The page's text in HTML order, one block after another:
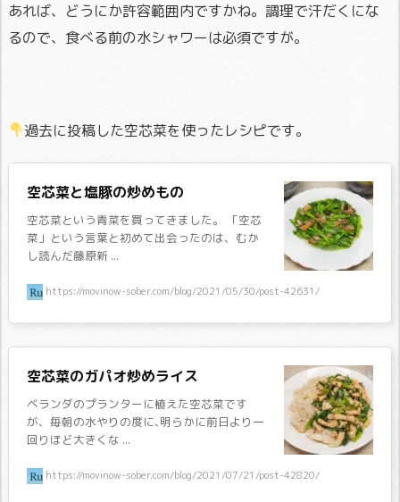
あれば、どうにか許容範囲内ですかね。調理で汗だくにな
るので、食べる前の水シャワーは必須ですが。
過去に投稿した空芯菜を使ったレシピです。
空芯菜と塩豚の炒めもの
空芯菜という青菜を買ってきました。 「空芯
菜」という言葉と初めて出会ったのは、むか
し読んだ藤原新 ...
https://movinow-sober.com/blog/2021/05/30/post-42631/
空芯菜のガパオ炒めライス
ベランダのプランターに植えた空芯菜です
が、毎朝の水やりの度に､明らかに前日より一
回りほど大きくな ...
https://movinow-sober.com/blog/2021/07/21/post-42820/